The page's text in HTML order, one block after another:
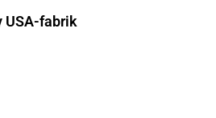
USA-fabrik